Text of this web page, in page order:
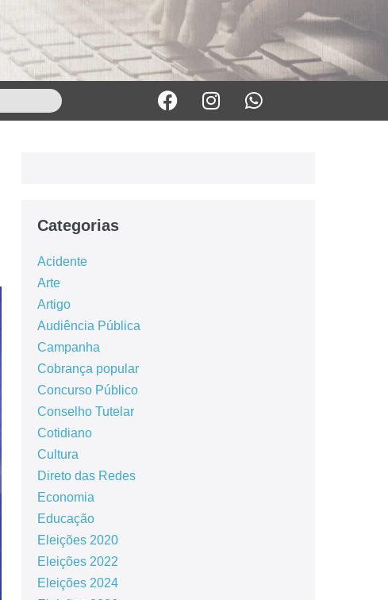
Categorias
Acidente
Arte
Artigo
Audiência Pública
Campanha
Cobrança popular
Concurso Público
Conselho Tutelar
Cotidiano
Cultura
Direto das Redes
Economia
Educação
Eleições 2020
Eleições 2022
Eleições 2024